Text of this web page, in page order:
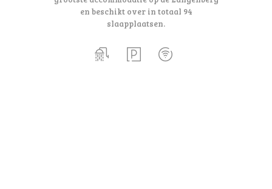
en beschikt over in totaal 94
slaapplaatsen.